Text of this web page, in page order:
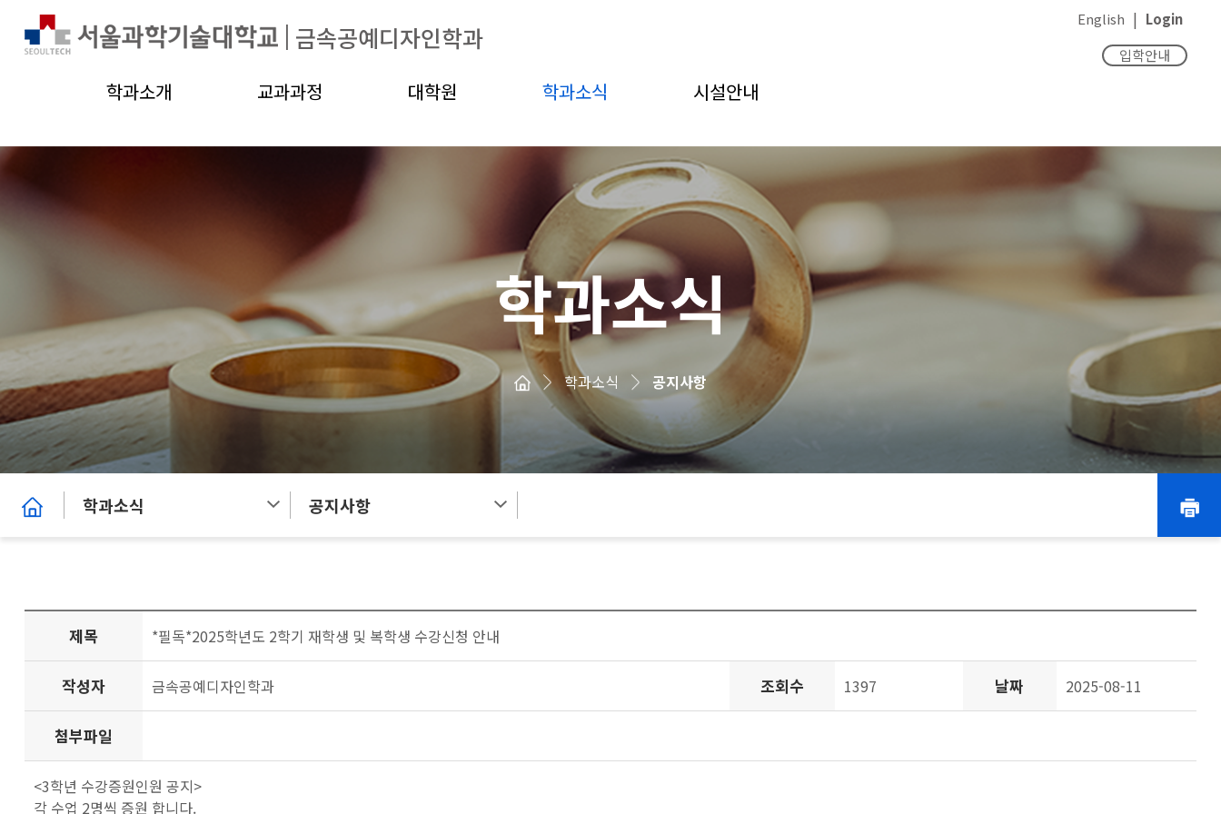
English | Login
| 금속공예디자인학과
입학안내
학과소개 교과과정 대학원 학과소식 시설안내
학과소식
학과소식 공지사항
학과소식 공지사항
제목 *필독*2025학년도 2학기 재학생 및 복학생 수강신청 안내
작성자 금속공예디자인학과 조회수 1397 날짜 2025-08-11
첨부파일
<3학년 수강증원인원 공지>
각 수업 2명씩 증원 합니다.